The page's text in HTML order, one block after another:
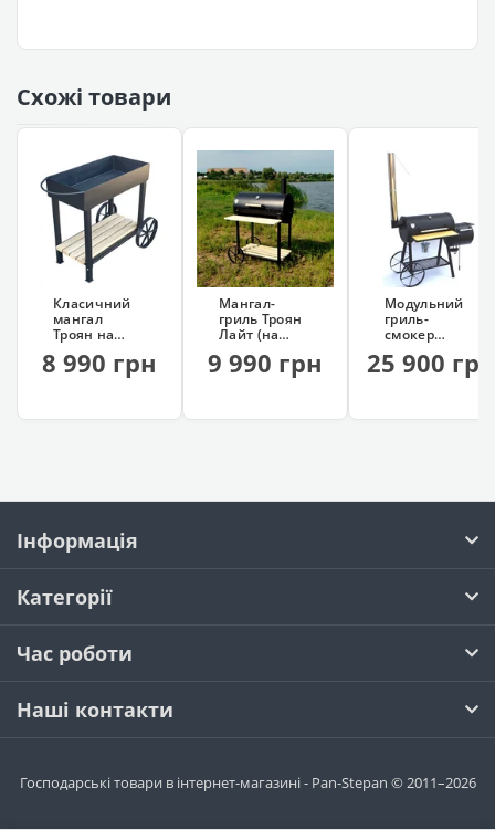
Схожі товари
Класичний
мангал
Троян на
(сталь 4 мм)
8 990 грн
Мангал-
гриль Троян
Лайт (на
шампурів)
9 990 грн
Модульний
гриль-
смокер
+ мангал +
25 900 грн
Інформація
Категорії
Час роботи
Наші контакти
Господарські товари в інтернет-магазині - Pan-Stepan © 2011–2026